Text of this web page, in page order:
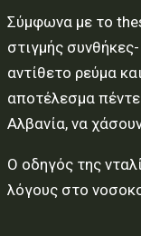
Σύμφωνα με το
στιγμής
αντίθετο ρεύμα
αποτέλεσμα
Αλβανία, να
Ο οδηγός της
λόγους στο